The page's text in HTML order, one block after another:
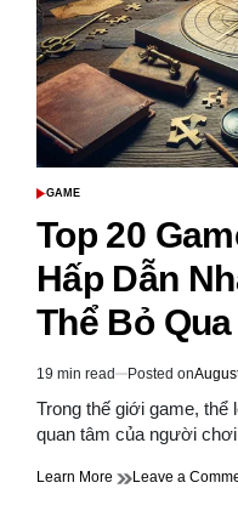
POSTED
GAME
Top 20
Hấp Dẫn
Thể Bỏ Qua
Estimated
read
time
19 min read Posted on
Trong thế giới game, thể
quan tâm của người
Learn More Leave a